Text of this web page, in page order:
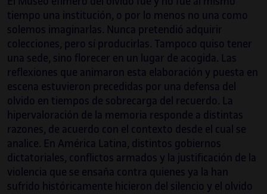
tiempo una institución, o por lo menos no una como
solemos imaginarlas. Nunca pretendió adquirir
colecciones, pero sí producirlas. Tampoco quiso tener
una sede, sino florecer en un lugar de acogida. Las
reflexiones que animaron esta elaboración y puesta en
escena estuvieron precedidas por una defensa del
olvido en tiempos de sobrecarga del recuerdo. La
hipervaloración de la memoria responde a distintas
razones, de acuerdo con el contexto desde el cual se
analice. En América Latina, distintos gobiernos
dictatoriales, conflictos armados y la justificación de la
violencia que se ensaña contra quienes ya la han
sufrido históricamente hicieron del silencio y el olvido